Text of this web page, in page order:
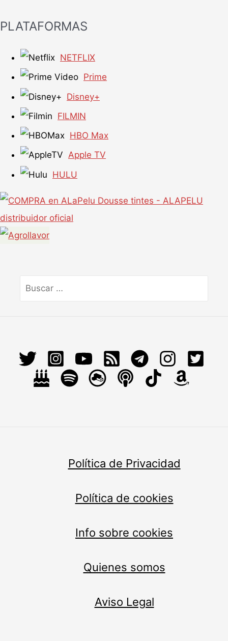
PLATAFORMAS
NETFLIX
Prime
Disney+
FILMIN
HBO Max
Apple TV
HULU
por:
Política de Privacidad
Política de cookies
Info sobre cookies
Quienes somos
Aviso Legal